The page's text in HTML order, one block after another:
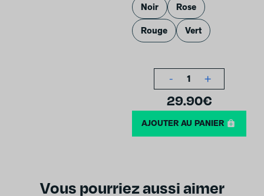
Noir
Rose
Rouge
Vert
- 1 +
29.90€
AJOUTER AU PANIER
Vous pourriez aussi aimer